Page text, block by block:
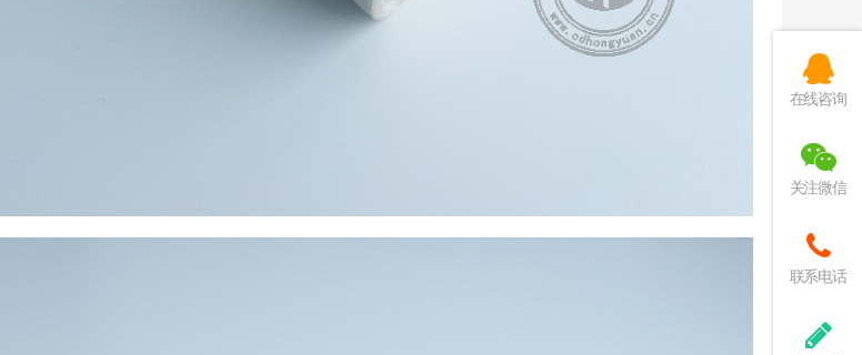
在线咨询
关注微信
联系电话